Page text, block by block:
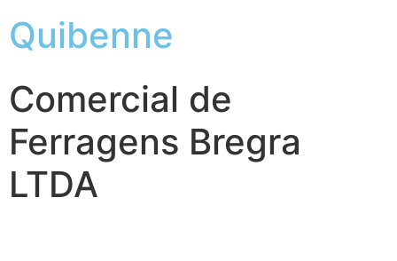
Quibenne
Comercial de
Ferragens Bregra
LTDA